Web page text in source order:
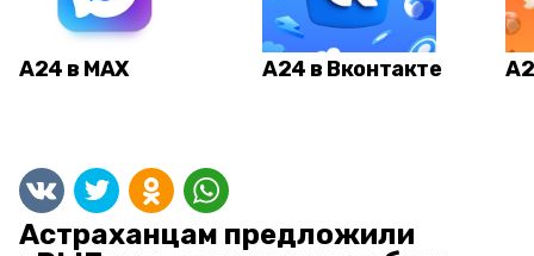
А24 в MAX А24 в Вконтакте
Астраханцам предложили